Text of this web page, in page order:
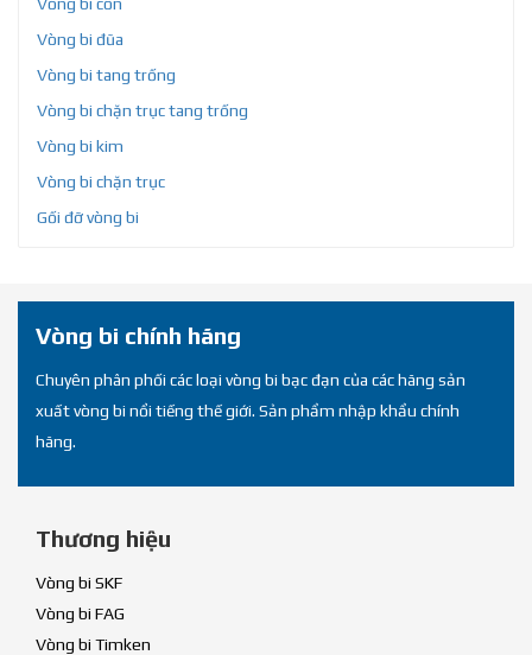
Vòng bi đũa
Vòng bi tang trống
Vòng bi chặn trục tang trống
Vòng bi kim
Vòng bi chặn trục
Gối đỡ vòng bi
Vòng bi chính hãng
Chuyên phân phối các loại vòng bi bạc đạn của các hãng sản
xuất vòng bi nổi tiếng thế giới. Sản phẩm nhập khẩu chính
hãng.
Thương hiệu
Vòng bi SKF
Vòng bi FAG
Vòng bi Timken